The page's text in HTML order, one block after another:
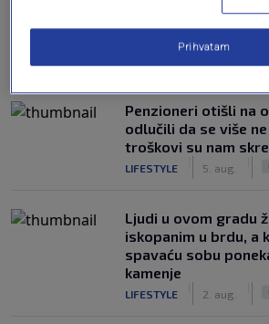
NAJČITANIJE
Penzioneri otišli na
odlučili da se više
troškovi su nam
LIFESTYLE 5. aug.
Ljudi u ovom gradu
iskopanim u brdu, a
spavaću sobu
kamenje
LIFESTYLE 2. aug.
Prihvatam